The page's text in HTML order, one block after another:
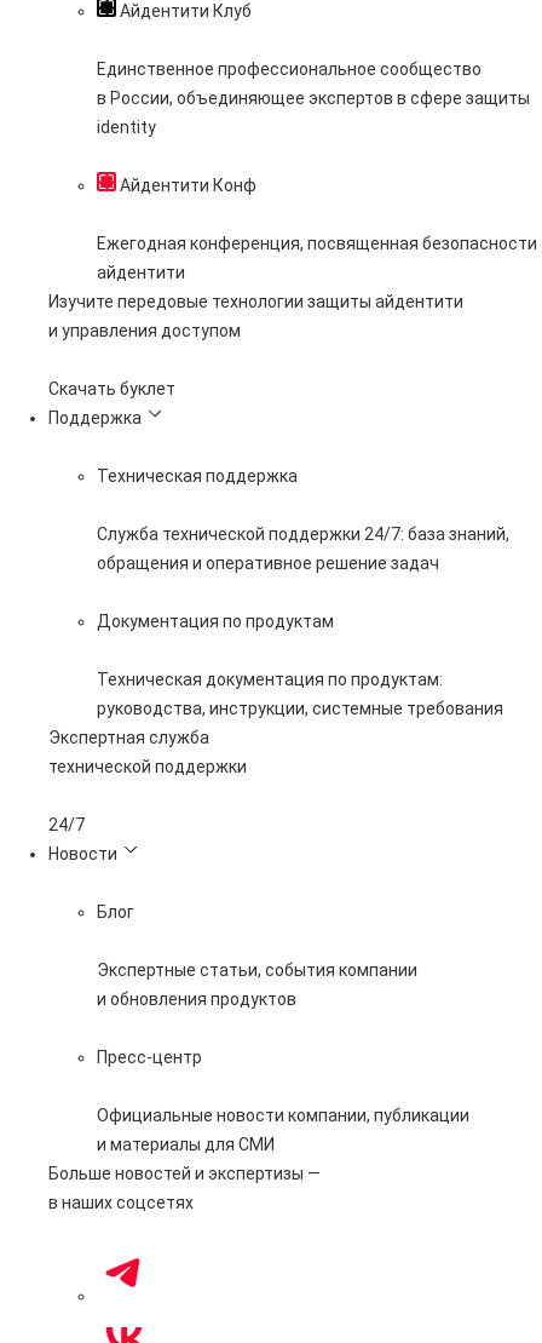
Айдентити Клуб
Единственное профессиональное сообщество
в России, объединяющее экспертов в сфере защиты
identity
Айдентити Конф
Ежегодная конференция, посвященная безопасности
айдентити
Изучите передовые технологии защиты айдентити
и управления доступом
Скачать буклет
Поддержка
Техническая поддержка
Служба технической поддержки 24/7: база знаний,
обращения и оперативное решение задач
Документация по продуктам
Техническая документация по продуктам:
руководства, инструкции, системные требования
Экспертная служба
технической поддержки
24/7
Новости
Блог
Экспертные статьи, события компании
и обновления продуктов
Пресс-центр
Официальные новости компании, публикации
и материалы для СМИ
Больше новостей и экспертизы —
в наших соцсетях